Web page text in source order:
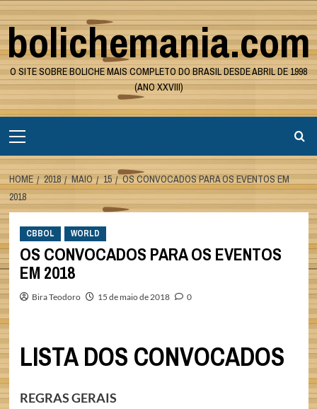
Skip
to
content
bolichemania.com
O SITE SOBRE BOLICHE MAIS COMPLETO DO BRASIL DESDE ABRIL DE 1998
(ANO XXVIII)
Menu
HOME 2018 MAIO 15
OS CONVOCADOS PARA OS EVENTOS EM
2018
CBBOL WORLD
OS CONVOCADOS PARA OS EVENTOS
EM 2018
Bira Teodoro 15 de maio de 2018 0
LISTA DOS CONVOCADOS
REGRAS GERAIS